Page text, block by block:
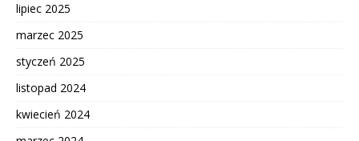
lipiec 2025
marzec 2025
styczeń 2025
listopad 2024
kwiecień 2024